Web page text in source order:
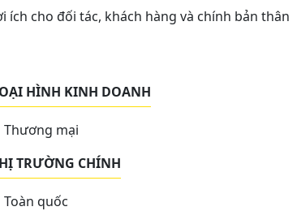
cho đối tác, khách hàng và chính bản thân
HÌNH KINH DOANH
Thương mại
TRƯỜNG CHÍNH
Toàn quốc